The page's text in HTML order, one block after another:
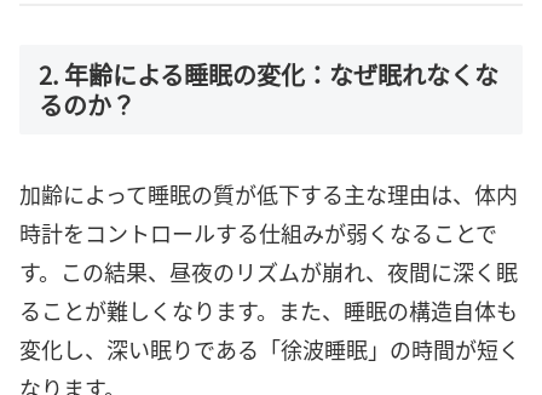
2. 年齢による睡眠の変化：なぜ眠れなくな
るのか？
加齢によって睡眠の質が低下する主な理由は、体内
時計をコントロールする仕組みが弱くなることで
す。この結果、昼夜のリズムが崩れ、夜間に深く眠
ることが難しくなります。また、睡眠の構造自体も
変化し、深い眠りである「徐波睡眠」の時間が短く
なります。